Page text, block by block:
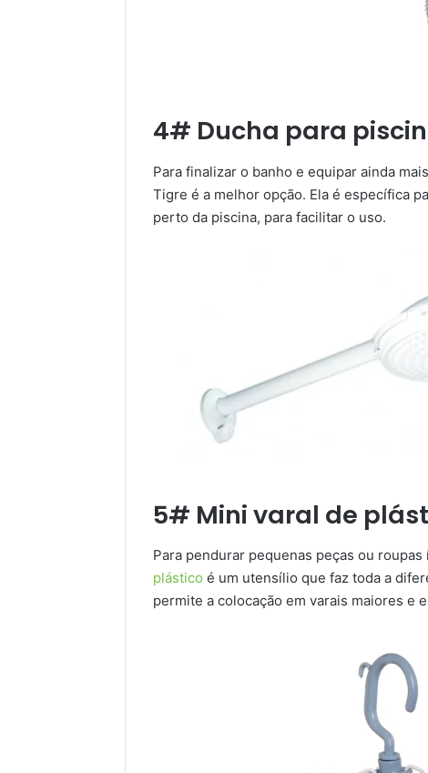
4# Ducha para
Para finalizar o banho e equipar ainda
Tigre é a melhor opção. Ela é específica
perto da piscina, para facilitar o uso.
5# Mini varal de
Para pendurar pequenas peças ou
plástico é um utensílio que faz toda a
permite a colocação em varais maiores e